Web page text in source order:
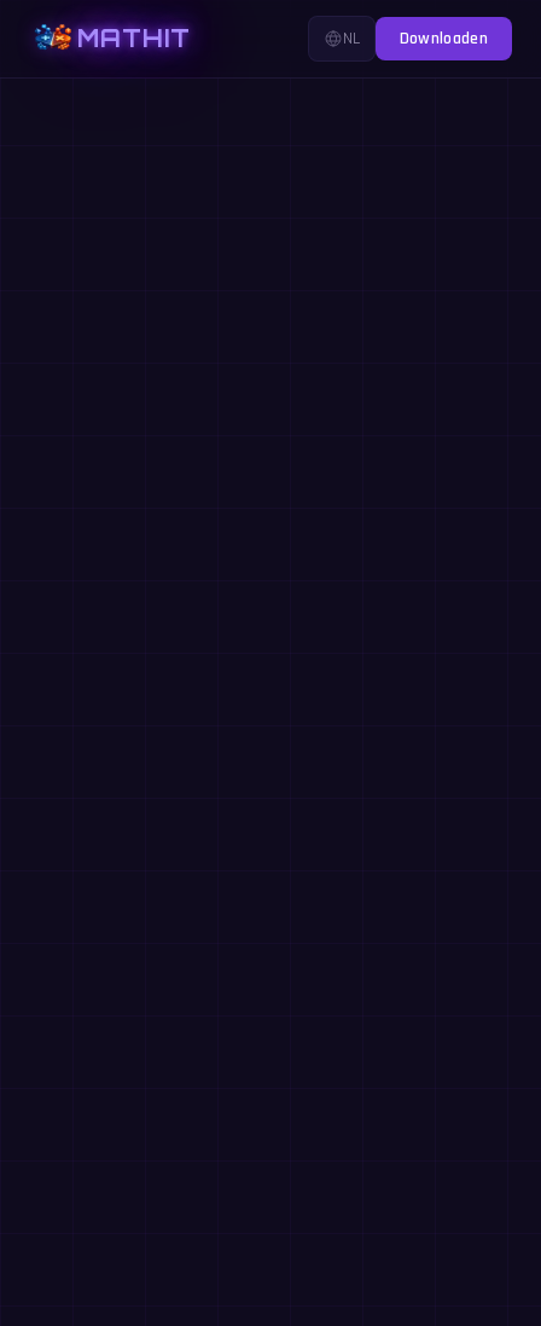
MATHIT NL Downloaden